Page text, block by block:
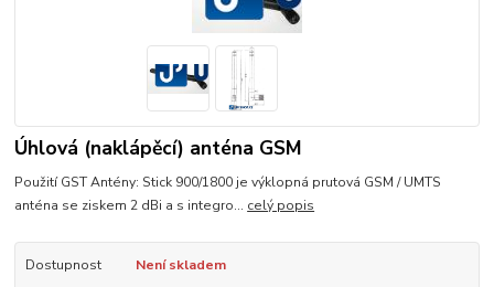
Úhlová (naklápěcí) anténa GSM
Použití GST Antény: Stick 900/1800 je výklopná prutová GSM / UMTS
anténa se ziskem 2 dBi a s integro... celý popis
Dostupnost Není skladem